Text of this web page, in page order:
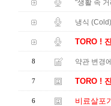
"생활 속
냉식
TORO !
8 약관 변경
7 TORO !
6 비료살포